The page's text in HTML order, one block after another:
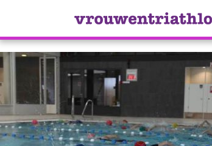
Tag Archive: borstcrawl